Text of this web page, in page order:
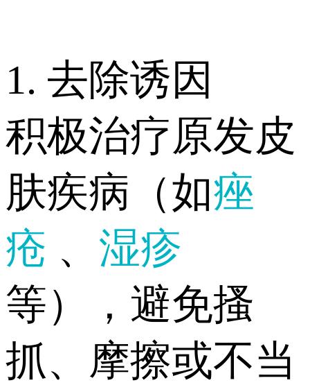
1. 去除诱因
积极治疗原发皮
肤疾病（如痤
疮 、 湿疹
等），避免搔
抓、摩擦或不当